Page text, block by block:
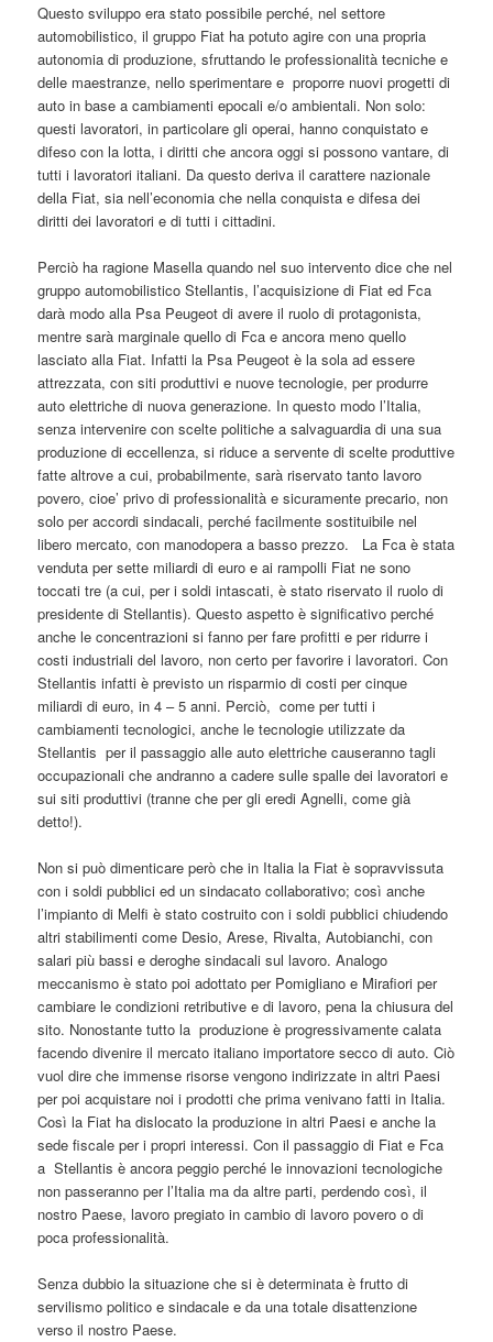
Questo sviluppo era stato possibile perché, nel settore
automobilistico, il gruppo Fiat ha potuto agire con una propria
autonomia di produzione, sfruttando le professionalità tecniche e
delle maestranze, nello sperimentare e proporre nuovi progetti di
auto in base a cambiamenti epocali e/o ambientali. Non solo:
questi lavoratori, in particolare gli operai, hanno conquistato e
difeso con la lotta, i diritti che ancora oggi si possono vantare, di
tutti i lavoratori italiani. Da questo deriva il carattere nazionale
della Fiat, sia nell’economia che nella conquista e difesa dei
diritti dei lavoratori e di tutti i cittadini.
Perciò ha ragione Masella quando nel suo intervento dice che nel
gruppo automobilistico Stellantis, l’acquisizione di Fiat ed Fca
darà modo alla Psa Peugeot di avere il ruolo di protagonista,
mentre sarà marginale quello di Fca e ancora meno quello
lasciato alla Fiat. Infatti la Psa Peugeot è la sola ad essere
attrezzata, con siti produttivi e nuove tecnologie, per produrre
auto elettriche di nuova generazione. In questo modo l’Italia,
senza intervenire con scelte politiche a salvaguardia di una sua
produzione di eccellenza, si riduce a servente di scelte produttive
fatte altrove a cui, probabilmente, sarà riservato tanto lavoro
povero, cioe’ privo di professionalità e sicuramente precario, non
solo per accordi sindacali, perché facilmente sostituibile nel
libero mercato, con manodopera a basso prezzo. La Fca è stata
venduta per sette miliardi di euro e ai rampolli Fiat ne sono
toccati tre (a cui, per i soldi intascati, è stato riservato il ruolo di
presidente di Stellantis). Questo aspetto è significativo perché
anche le concentrazioni si fanno per fare profitti e per ridurre i
costi industriali del lavoro, non certo per favorire i lavoratori. Con
Stellantis infatti è previsto un risparmio di costi per cinque
miliardi di euro, in 4 – 5 anni. Perciò, come per tutti i
cambiamenti tecnologici, anche le tecnologie utilizzate da
Stellantis per il passaggio alle auto elettriche causeranno tagli
occupazionali che andranno a cadere sulle spalle dei lavoratori e
sui siti produttivi (tranne che per gli eredi Agnelli, come già
detto!).
Non si può dimenticare però che in Italia la Fiat è sopravvissuta
con i soldi pubblici ed un sindacato collaborativo; così anche
l’impianto di Melfi è stato costruito con i soldi pubblici chiudendo
altri stabilimenti come Desio, Arese, Rivalta, Autobianchi, con
salari più bassi e deroghe sindacali sul lavoro. Analogo
meccanismo è stato poi adottato per Pomigliano e Mirafiori per
cambiare le condizioni retributive e di lavoro, pena la chiusura del
sito. Nonostante tutto la produzione è progressivamente calata
facendo divenire il mercato italiano importatore secco di auto. Ciò
vuol dire che immense risorse vengono indirizzate in altri Paesi
per poi acquistare noi i prodotti che prima venivano fatti in Italia.
Così la Fiat ha dislocato la produzione in altri Paesi e anche la
sede fiscale per i propri interessi. Con il passaggio di Fiat e Fca
a Stellantis è ancora peggio perché le innovazioni tecnologiche
non passeranno per l’Italia ma da altre parti, perdendo così, il
nostro Paese, lavoro pregiato in cambio di lavoro povero o di
poca professionalità.
Senza dubbio la situazione che si è determinata è frutto di
servilismo politico e sindacale e da una totale disattenzione
verso il nostro Paese.